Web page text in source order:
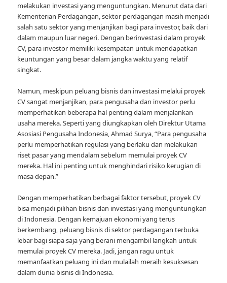
melakukan investasi yang menguntungkan. Menurut data dari
Kementerian Perdagangan, sektor perdagangan masih menjadi
salah satu sektor yang menjanjikan bagi para investor, baik dari
dalam maupun luar negeri. Dengan berinvestasi dalam proyek
CV, para investor memiliki kesempatan untuk mendapatkan
keuntungan yang besar dalam jangka waktu yang relatif
singkat.
Namun, meskipun peluang bisnis dan investasi melalui proyek
CV sangat menjanjikan, para pengusaha dan investor perlu
memperhatikan beberapa hal penting dalam menjalankan
usaha mereka. Seperti yang diungkapkan oleh Direktur Utama
Asosiasi Pengusaha Indonesia, Ahmad Surya, “Para pengusaha
perlu memperhatikan regulasi yang berlaku dan melakukan
riset pasar yang mendalam sebelum memulai proyek CV
mereka. Hal ini penting untuk menghindari risiko kerugian di
masa depan.”
Dengan memperhatikan berbagai faktor tersebut, proyek CV
bisa menjadi pilihan bisnis dan investasi yang menguntungkan
di Indonesia. Dengan kemajuan ekonomi yang terus
berkembang, peluang bisnis di sektor perdagangan terbuka
lebar bagi siapa saja yang berani mengambil langkah untuk
memulai proyek CV mereka. Jadi, jangan ragu untuk
memanfaatkan peluang ini dan mulailah meraih kesuksesan
dalam dunia bisnis di Indonesia.